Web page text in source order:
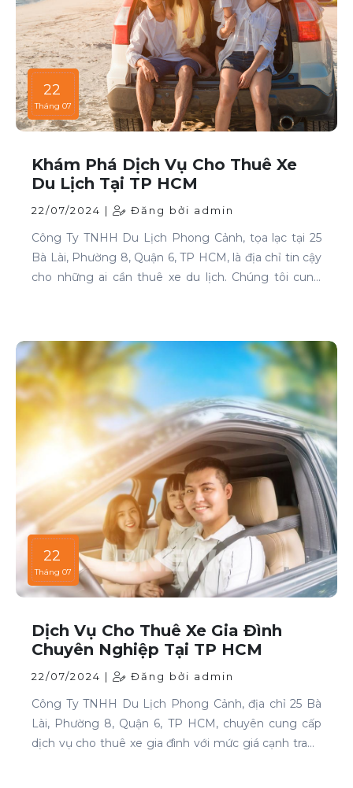
22
Tháng 07
Khám Phá Dịch Vụ Cho Thuê Xe
Du Lịch Tại TP HCM
22/07/2024 | Đăng bởi admin
Công Ty TNHH Du Lịch Phong Cảnh, tọa lạc tại 25
Bà Lài, Phường 8, Quận 6, TP HCM, là địa chỉ tin cậy
cho những ai cần thuê xe du lịch. Chúng tôi cung
22
Tháng 07
Dịch Vụ Cho Thuê Xe Gia Đình
Chuyên Nghiệp Tại TP HCM
22/07/2024 | Đăng bởi admin
Công Ty TNHH Du Lịch Phong Cảnh, địa chỉ 25 Bà
Lài, Phường 8, Quận 6, TP HCM, chuyên cung cấp
dịch vụ cho thuê xe gia đình với mức giá cạnh tranh